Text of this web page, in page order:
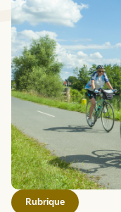
Rubrique